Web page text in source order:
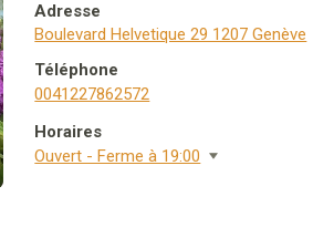
Adresse
Boulevard Helvetique 29 1207 Genève
Téléphone
0041227862572
Horaires
Ouvert - Ferme à 19:00